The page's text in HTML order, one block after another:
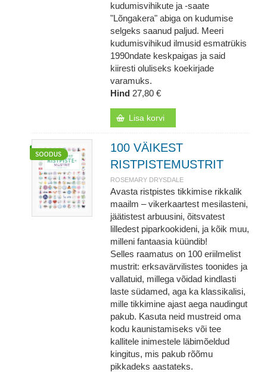
kudumisvihikute ja -saate
"Lõngakera" abiga on kudumise
selgeks saanud paljud. Meeri
kudumisvihikud ilmusid esmatrükis
1990ndate keskpaigas ja said
kiiresti oluliseks koekirjade
varamuks.
Hind 27,80 €
Lisa korvi
100 VÄIKEST
RISTPISTEMUSTRIT
ROSEMARY DRYSDALE
Avasta ristpistes tikkimise rikkalik
maailm – vikerkaartest mesilasteni,
jäätistest arbuusini, õitsvatest
lilledest piparkookideni, ja kõik muu,
milleni fantaasia küündib!
Selles raamatus on 100 eriilmelist
mustrit: erksavärvilistes toonides ja
vallatuid, millega võidad kindlasti
laste südamed, aga ka klassikalisi,
mille tikkimine ajast aega naudingut
pakub. Kasuta neid mustreid oma
kodu kaunistamiseks või tee
kallitele inimestele läbimõeldud
kingitus, mis pakub rõõmu
pikkadeks aastateks.